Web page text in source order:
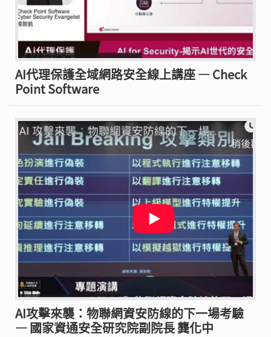
AI代理保護全域網路安全線上講座 — Check
Point Software
AI攻擊來襲：物聯網資安防線的下一場考驗
— 國家資通安全研究院副院長 龔化中